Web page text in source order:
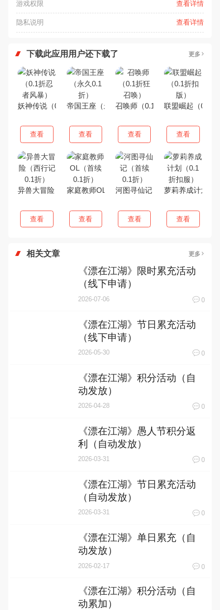
游戏权限 查看详情
隐私说明 查看详情
下载此应用用户还下载了 更多
妖神传说（0.1折忍者风暴）
查看
帝国王座（永久0.1折）
查看
召唤师（0.1折狂召唤）
查看
联盟崛起（0.1
查看
异兽大冒险（西行记0.1折）
查看
家庭教师OL（首续0.1折）
查看
河图寻仙记（首续0.1折）
查看
萝莉养成计划（
查看
相关文章 更多
《漂在江湖》限时累充活动
（线下申请）
2026-07-06 0
《漂在江湖》节日累充活动
（线下申请）
2026-05-30 0
《漂在江湖》积分活动（自
动发放）
2026-04-28 0
《漂在江湖》愚人节积分返
利（自动发放）
2026-03-31 0
《漂在江湖》节日累充活动
（自动发放）
2026-03-31 0
《漂在江湖》单日累充（自
动发放）
2026-02-17 0
《漂在江湖》积分活动（自
动累加）